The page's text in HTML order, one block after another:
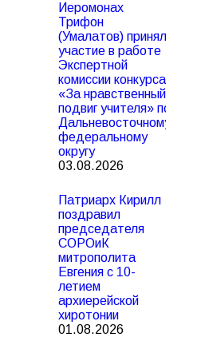
Иеромонах
Трифон
(Умалатов) принял
участие в работе
Экспертной
комиссии конкурса
«За нравственный
подвиг учителя» по
Дальневосточному
федеральному
округу
03.08.2026
Патриарх Кирилл
поздравил
председателя
СОРОиК
митрополита
Евгения с 10-
летием
архиерейской
хиротонии
01.08.2026